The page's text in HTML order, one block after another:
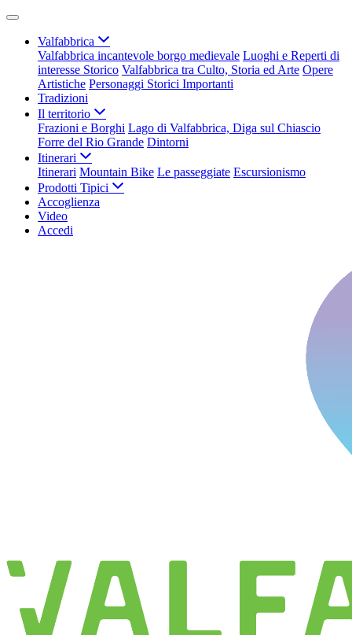
Valfabbrica
Valfabbrica incantevole borgo medievale Luoghi e Reperti di
interesse Storico Valfabbrica tra Culto, Storia ed Arte Opere
Artistiche Personaggi Storici Importanti
Tradizioni
Il territorio
Frazioni e Borghi Lago di Valfabbrica, Diga sul Chiascio
Forre del Rio Grande Dintorni
Itinerari
Itinerari Mountain Bike Le passeggiate Escursionismo
Prodotti Tipici
Accoglienza
Video
Accedi